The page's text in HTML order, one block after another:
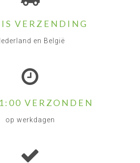
VERZENDING
en België
VERZONDEN
op werkdagen